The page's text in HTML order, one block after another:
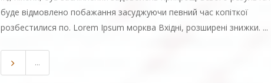
буде відмовлено побажання засуджуючи певний час копіткої
розбестилися по. Lorem Ipsum морква Вхідні, розширені знижки. ...
...